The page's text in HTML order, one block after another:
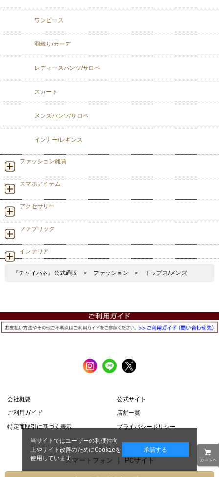
ワンピース
羽織り/カーデ
レディースパンツ/サロペ
スカート
メンズパンツ/サロペ
インナー/レギンス
ファッション雑貨
スマホアイテム
アクセサリー
ファブリック
インテリア
『チャイハネ』公式通販 > ファッション > トップス/メンズ
会社概要
公式サイト
ご利用ガイド
店舗一覧
特定商取引に基づく表示
プライバシーポリシー
スマートフォン | PCサイト
当サイトではユーザーの利便性向
上やサイト改善のためにCookieを
使用しています。
承諾する